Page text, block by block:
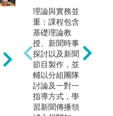
媒體數位匯流
關鍵是平台建
置，本系自201
8年元月實習媒
體全面改版，
新的平台，編
理論與實務並
重：課程包含
基礎理論教
授、新聞時事
探討以及新聞
節目製作，並
輔以分組團隊
討論及一對一
指導方式，學
習新聞傳播領